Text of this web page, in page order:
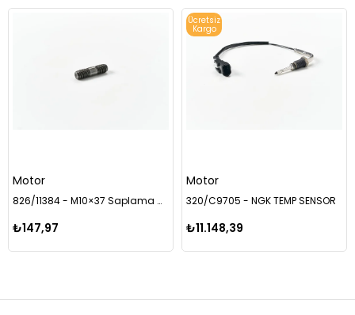
Motor
826/11384 - M10×37 Saplama Civatası
₺147,97
Motor
320/C9705 - NGK TEMP SENSOR
₺11.148,39
Ücretsiz
Kargo